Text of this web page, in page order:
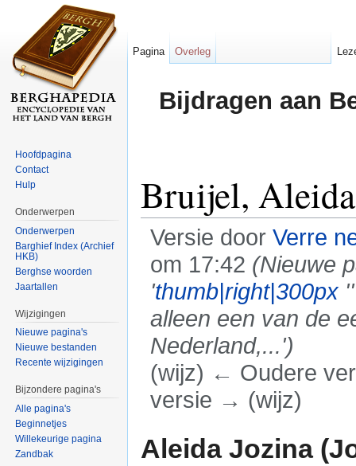
Bijdragen aan
Bruijel,
Versie door Verre
om 17:42 (Nieuwe
'thumb|right|300px
alleen een van de
Nederland,...')
(wijz) ← Oudere
versie → (wijz)
Aleida Jozina
Pagina Overleg
Hoofdpagina
Contact
Hulp
Onderwerpen
Onderwerpen
Barghief Index (Archief
HKB)
Berghse woorden
Jaartallen
Wijzigingen
Nieuwe pagina's
Nieuwe bestanden
Recente wijzigingen
Bijzondere pagina's
Alle pagina's
Beginnetjes
Willekeurige pagina
Zandbak